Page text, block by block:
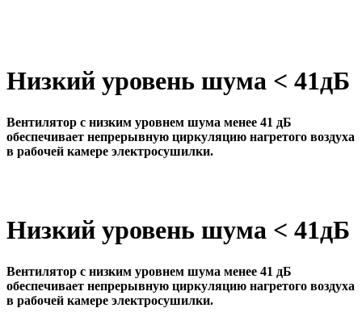
Низкий уровень шума < 41дБ
Вентилятор с низким уровнем шума менее 41 дБ
обеспечивает непрерывную циркуляцию нагретого воздуха
в рабочей камере электросушилки.
Низкий уровень шума < 41дБ
Вентилятор с низким уровнем шума менее 41 дБ
обеспечивает непрерывную циркуляцию нагретого воздуха
в рабочей камере электросушилки.